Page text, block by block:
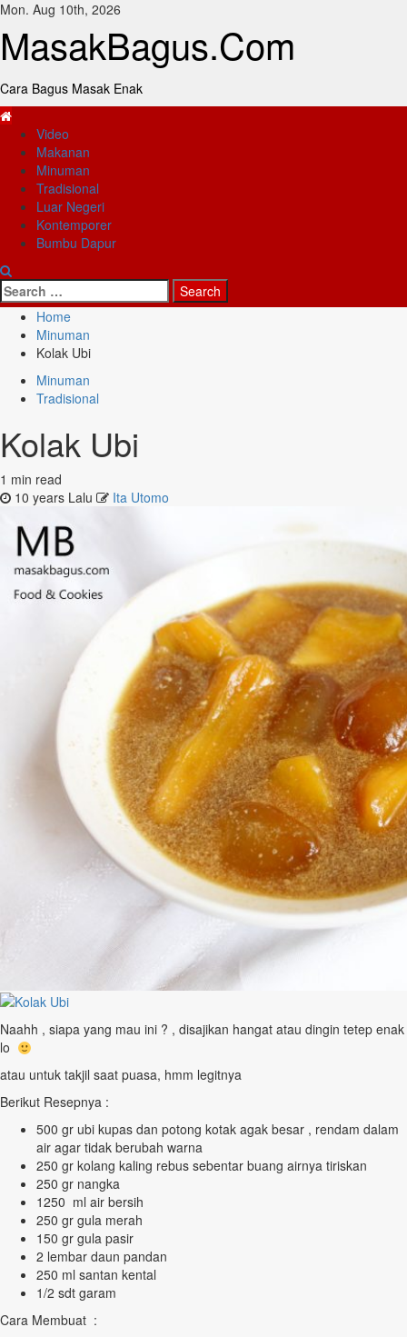
Skip
content
Mon. Aug 10th, 2026
MasakBagus.Com
Cara Bagus Masak Enak
Primary
Menu
Video
Makanan
Minuman
Tradisional
Luar Negeri
Kontemporer
Bumbu Dapur
Search
for:
Home
Minuman
Kolak Ubi
Minuman
Tradisional
Kolak Ubi
1 min read
10 years Lalu
Ita Utomo
Naahh , siapa yang mau ini ? , disajikan hangat atau dingin tetep enak
lo
atau untuk takjil saat puasa, hmm legitnya
Berikut Resepnya :
500 gr ubi kupas dan potong kotak agak besar , rendam dalam
air agar tidak berubah warna
250 gr kolang kaling rebus sebentar buang airnya tiriskan
250 gr nangka
1250 ml air bersih
250 gr gula merah
150 gr gula pasir
2 lembar daun pandan
250 ml santan kental
1/2 sdt garam
Cara Membuat :